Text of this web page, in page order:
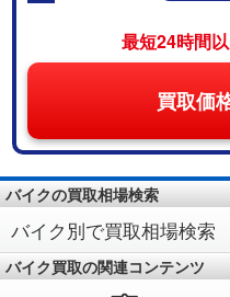
最短24時間
買取価
バイクの買取相場検索
バイク別で買取相場検索
バイク買取の関連コンテンツ